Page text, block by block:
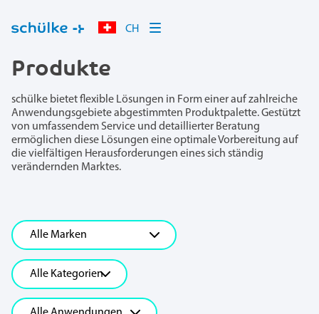
CH
Produkte
schülke bietet flexible Lösungen in Form einer auf zahlreiche
Anwendungsgebiete abgestimmten Produktpalette. Gestützt
von umfassendem Service und detaillierter Beratung
ermöglichen diese Lösungen eine optimale Vorbereitung auf
die vielfältigen Herausforderungen eines sich ständig
verändernden Marktes.